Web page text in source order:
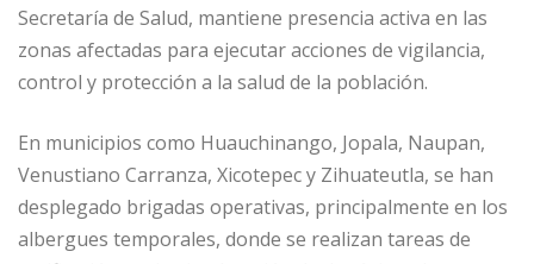
Secretaría de Salud, mantiene presencia activa en las
zonas afectadas para ejecutar acciones de vigilancia,
control y protección a la salud de la población.
En municipios como Huauchinango, Jopala, Naupan,
Venustiano Carranza, Xicotepec y Zihuateutla, se han
desplegado brigadas operativas, principalmente en los
albergues temporales, donde se realizan tareas de